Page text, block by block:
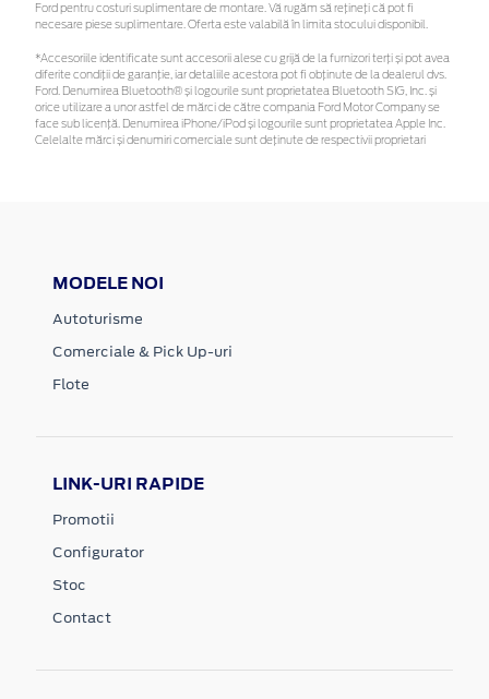
Ford pentru costuri suplimentare de montare. Vă rugăm să rețineți că pot fi
necesare piese suplimentare. Oferta este valabilă în limita stocului disponibil.
*Accesoriile identificate sunt accesorii alese cu grijă de la furnizori terți și pot avea
diferite condiții de garanție, iar detaliile acestora pot fi obținute de la dealerul dvs.
Ford. Denumirea Bluetooth® și logourile sunt proprietatea Bluetooth SIG, Inc. și
orice utilizare a unor astfel de mărci de către compania Ford Motor Company se
face sub licență. Denumirea iPhone/iPod și logourile sunt proprietatea Apple Inc.
Celelalte mărci și denumiri comerciale sunt deținute de respectivii proprietari
MODELE NOI
Autoturisme
Comerciale & Pick Up-uri
Flote
LINK-URI RAPIDE
Promotii
Configurator
Stoc
Contact